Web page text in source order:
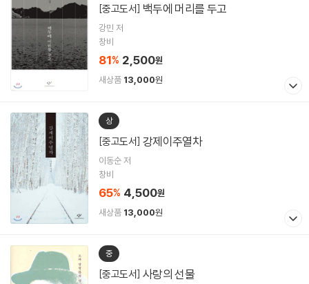
[중고도서] 백두에 머리를 두고
강민 저
창비
81% 2,500원
새상품 13,000원
상
[중고도서] 강제이주열차
이동순 저
창비
65% 4,500원
새상품 13,000원
중
[중고도서] 사랑의 선물